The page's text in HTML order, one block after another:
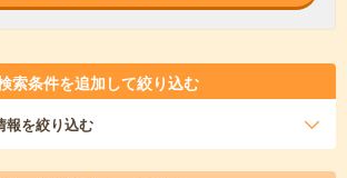
索条件を追加して絞り込む
報を絞り込む